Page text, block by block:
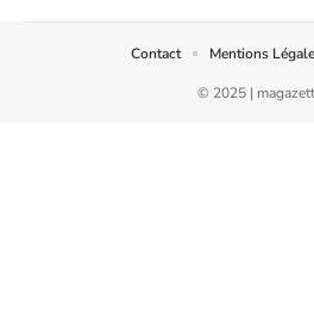
© 2025 |
Contact Mentions